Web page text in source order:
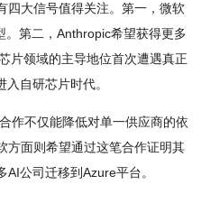
四大信号值得关注。第一，微软
第二，Anthropic希望获得更多
片领域的主导地位首次遭遇真正
自研芯片时代。
作不仅能降低对单一供应商的依
方面则希望通过这笔合作证明其
公司迁移到Azure平台。